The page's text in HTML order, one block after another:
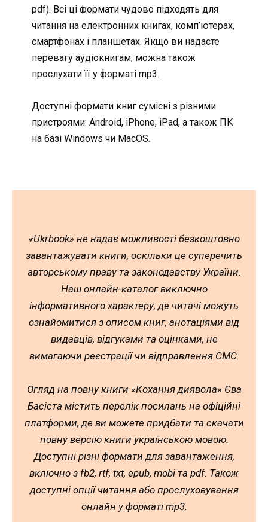
pdf). Всі ці формати чудово підходять для
читання на електронних книгах, комп’ютерах,
смартфонах і планшетах. Якщо ви надаєте
перевагу аудіокнигам, можна також
прослухати її у форматі mp3.
Доступні формати книг сумісні з різними
пристроями: Android, iPhone, iPad, а також ПК
на базі Windows чи MacOS.
«Ukrbook» не надає можливості безкоштовно
завантажувати книги, оскільки це суперечить
авторському праву та законодавству України.
Наш онлайн-каталог виключно
інформативного характеру, де читачі можуть
ознайомитися з описом книг, анотаціями від
видавців, відгуками та оцінками, не
вимагаючи реєстрації чи відправлення СМС.
Огляд на повну книги «Кохання диявола» Єва
Басіста містить перелік посилань на офіційні
платформи, де ви можете придбати та скачати
повну версію книги українською мовою.
Доступні різні формати для завантаження,
включно з fb2, rtf, txt, epub, mobi та pdf. Також
доступні опції читання або прослуховування
онлайн у форматі mp3.